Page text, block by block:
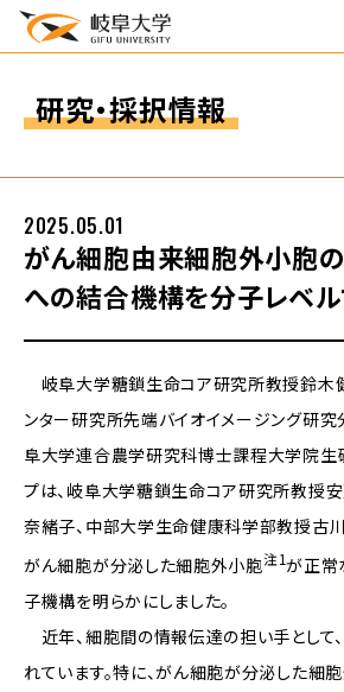
研究・採択情報
がん細胞由来細胞外小胞
への結合機構を分子レベ
2025.05.01
岐阜大学糖鎖生命コア研究所教授鈴木
ンター研究所先端バイオイメージング研究
阜大学連合農学研究科博士課程大学院生
プは、岐阜大学糖鎖生命コア研究所教授
奈緒子、中部大学生命健康科学部教授古
がん細胞が分泌した細胞外小胞注1が正常
子機構を明らかにしました。
近年、細胞間の情報伝達の担い手として
れています。特に、がん細胞が分泌した細